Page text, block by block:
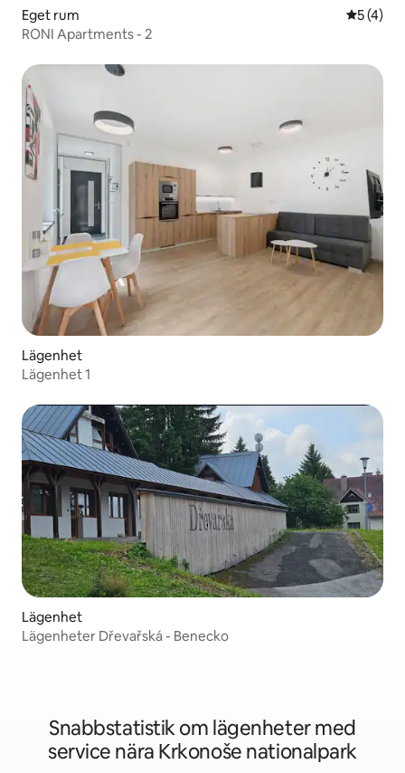
Eget rum 5 av 5 i
5 (4)
RONI Apartments - 2
Lägenhet
Lägenhet 1
Lägenhet
Lägenheter Dřevařská - Benecko
Snabbstatistik om lägenheter med
service nära Krkonoše nationalpark